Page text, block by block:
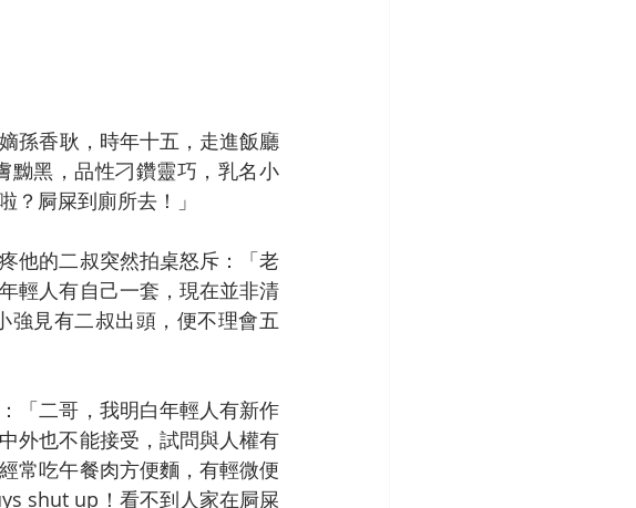
孫香耿，時年十五，走進飯廳
黝黑，品性刁鑽靈巧，乳名小
？屙屎到廁所去！」
他的二叔突然拍桌怒斥：「老
輕人有自己一套，現在並非清
強見有二叔出頭，便不理會五
「二哥，我明白年輕人有新作
外也不能接受，試問與人權有
常吃午餐肉方便麵，有輕微便
shut up！看不到人家在屙屎